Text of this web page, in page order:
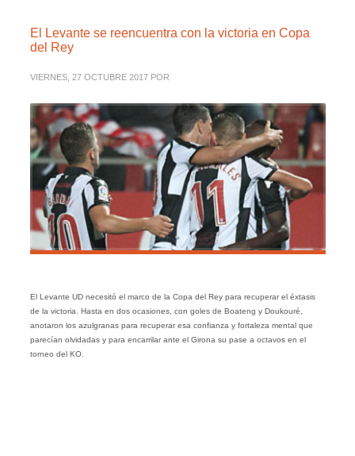
El Levante se reencuentra con la victoria en Copa
del Rey
VIERNES, 27 OCTUBRE 2017 POR
El Levante UD necesitó el marco de la Copa del Rey para recuperar el éxtasis
de la victoria. Hasta en dos ocasiones, con goles de Boateng y Doukouré,
anotaron los azulgranas para recuperar esa confianza y fortaleza mental que
parecían olvidadas y para encarrilar ante el Girona su pase a octavos en el
torneo del KO.